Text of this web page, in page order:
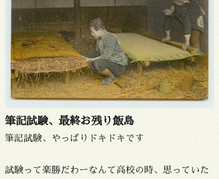
筆記試験、最終お残り飯島
筆記試験、やっぱりドキドキです
試験って楽勝だわーなんて高校の時、思っていた